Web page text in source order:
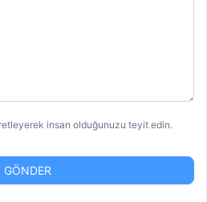
insan olduğunuzu teyit edin.
GÖNDER